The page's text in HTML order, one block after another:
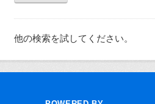
他の検索を試してください。